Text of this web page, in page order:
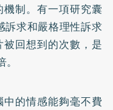
制。有一項研究囊
求和嚴格理性訴求
回想到的次數，是
的情感能夠毫不費